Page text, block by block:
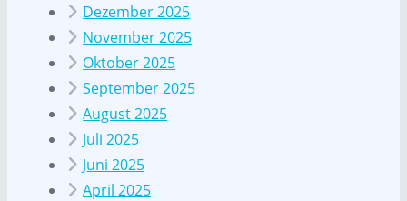
Dezember 2025
November 2025
Oktober 2025
September 2025
August 2025
Juli 2025
Juni 2025
April 2025